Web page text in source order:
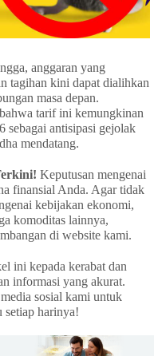
anggaran yang
tagihan kini dapat dialihkan
masa depan.
tarif ini kemungkinan
sebagai antisipasi gejolak
mendatang.
Keputusan mengenai
finansial Anda. Agar tidak
kebijakan ekonomi,
komoditas lainnya,
di website kami.
ini kepada kerabat dan
informasi yang akurat.
sosial kami untuk
setiap harinya!